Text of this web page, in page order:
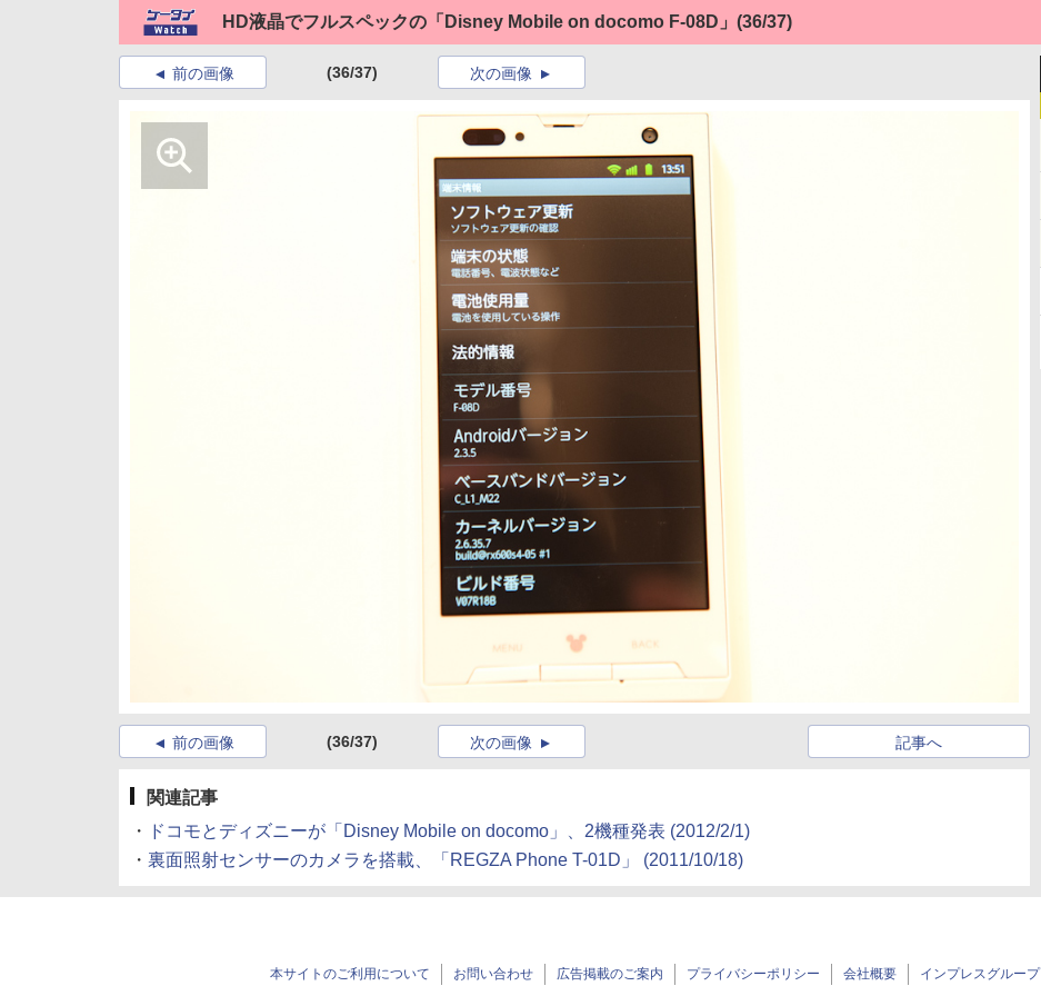
HD液晶でフルスペックの「Disney Mobile on docomo F-08D」 (36/37)
前の画像 (36/37) 次の画像
前の画像 (36/37) 記事へ
次の画像
関連記事
・
ドコモとディズニーが「Disney Mobile on docomo」、2機種発表 (2012/2/1)
・ 裏面照射センサーのカメラを搭載、「REGZA Phone T-01D」 (2011/10/18)
本サイトのご利用について お問い合わせ 広告掲載のご案内 プライバシーポリシー 会社概要 インプレスグループ